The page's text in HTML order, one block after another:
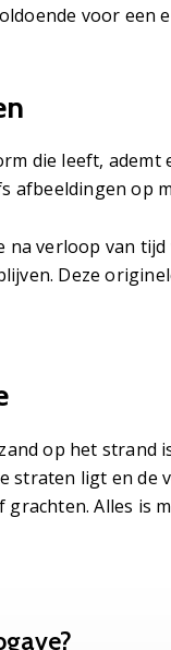
voor een
die leeft,
afbeeldingen op
na verloop van
Deze
op het
straten ligt en de
Alles is